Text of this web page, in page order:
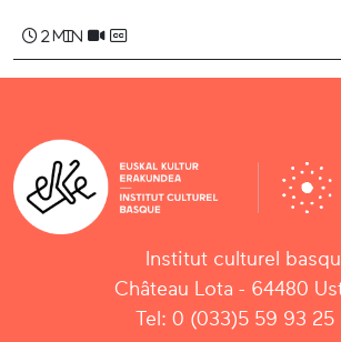
2 min
Institut culturel
Château Lota - 64480
Tel: 0 (033)5 59 93 25